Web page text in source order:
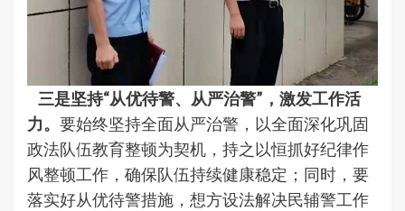
三是坚持“从优待警、从严治警”，激发工作活
力。 要始终坚持全面从严治警，以全面深化巩固
政法队伍教育整顿为契机，持之以恒抓好纪律作
风整顿工作，确保队伍持续健康稳定；同时，要
落实好从优待警措施，想方设法解决民辅警工作